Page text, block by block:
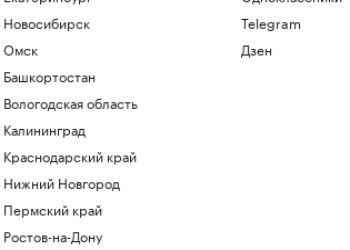
Новосибирск
Омск
Башкортостан
Вологодская область
Калининград
Краснодарский край
Нижний Новгород
Пермский край
Ростов-на-Дону
Telegram
Дзен